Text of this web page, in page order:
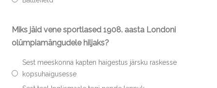
Miks jäid vene sportlased 1908. aasta Londoni
olümpiamängudele hiljaks?
Sest meeskonna kapten haigestus järsku raskesse
kopsuhaigusesse